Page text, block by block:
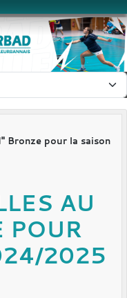
Bronze pour la saison
AU
POUR
2025